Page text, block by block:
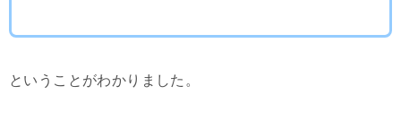
ということがわかりました。